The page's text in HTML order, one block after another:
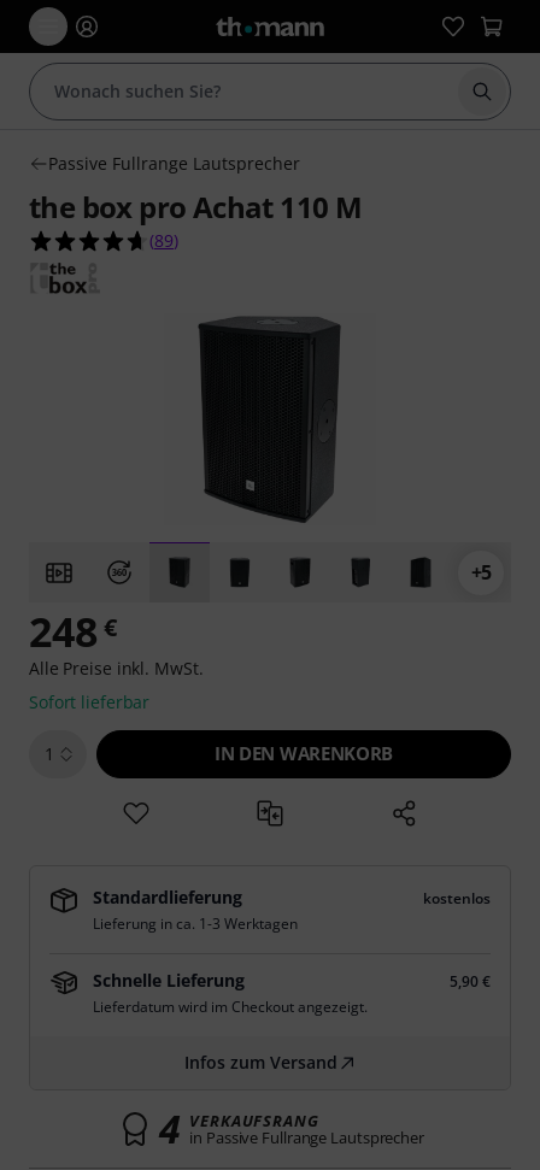
Suche
Passive Fullrange Lautsprecher
the box pro Achat 110 M
4.6 von 5 Sternen aus 89 Kundenbewertungen
(89)
+5
248 €
Alle Preise inkl. MwSt.
Sofort lieferbar
1 IN DEN WARENKORB
Standardlieferung
kostenlos
Lieferung in ca. 1-3 Werktagen
Schnelle Lieferung
5,90 €
Lieferdatum wird im Checkout angezeigt.
Infos zum Versand
4 VERKAUFSRANG
in Passive Fullrange Lautsprecher